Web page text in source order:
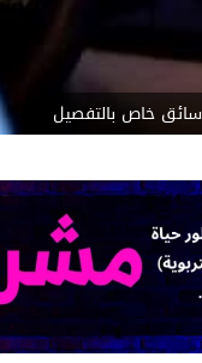
خاص بالتفصيل